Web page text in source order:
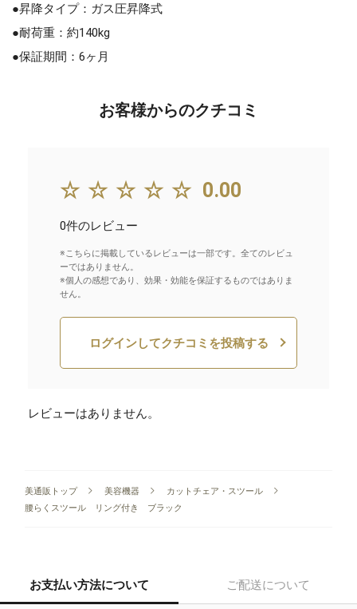
●昇降タイプ：ガス圧昇降式
●耐荷重：約140kg
●保証期間：6ヶ月
お客様からのクチコミ
☆☆☆☆☆ 0.00
0件のレビュー
※こちらに掲載しているレビューは一部です。全てのレビュ
ーではありません。
※個人の感想であり、効果・効能を保証するものではありま
せん。
ログインしてクチコミを投稿する
レビューはありません。
美通販トップ 美容機器
カットチェア・スツール
腰らくスツール リング付き ブラック
お支払い方法について ご配送について